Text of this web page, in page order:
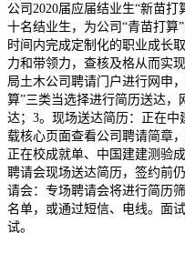
公司2020届应届结业生“新苗
十名结业生，为公司“青苗打算
时间内完成定制化的职业成长
力和带领力，查核及格从而实
局土木公司聘请门户进行网申
算”三类当选择进行简历送达
达；3。现场送达简历：正在中
载核心页面查看公司聘请简章
正在校成就单、中国建建测验
聘请会现场送达简历，签约前
请会：专场聘请会将进行简历
名单，或通过短信、电线。面
试。